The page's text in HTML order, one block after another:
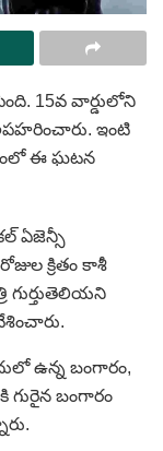
15వ వార్డులోని
ఇంటి
ఈ ఘటన
ఏజెన్సీ
క్రితం కాశీ
గుర్తుతెలియని
ఉన్న బంగారం,
గురైన బంగారం